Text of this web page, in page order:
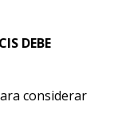
DEBE
considerar